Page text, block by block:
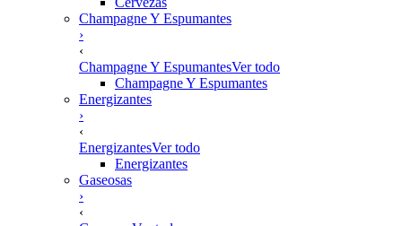
Champagne Y Espumantes
›
‹
Champagne Y EspumantesVer todo
Champagne Y Espumantes
Energizantes
›
‹
EnergizantesVer todo
Energizantes
Gaseosas
›
‹